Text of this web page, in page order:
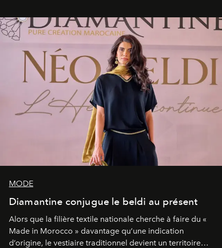
MODE
Diamantine conjugue le beldi au présent
Alors que la filière textile nationale cherche à faire du «
Made in Morocco » davantage qu’une indication
d’origine, le vestiaire traditionnel devient un territoire